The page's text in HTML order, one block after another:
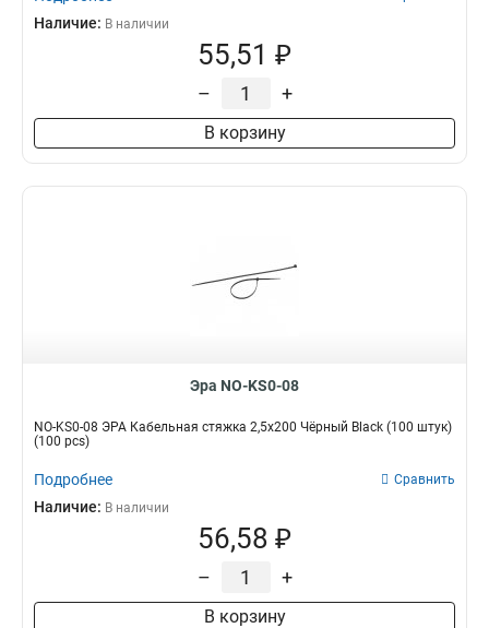
Наличие: В наличии
55,51 ₽
– +
В корзину
Эра NO-KS0-08
NO-KS0-08 ЭРА Кабельная стяжка 2,5х200 Чёрный Black (100 штук)
(100 pcs)
Подробнее Сравнить
Наличие: В наличии
56,58 ₽
– +
В корзину